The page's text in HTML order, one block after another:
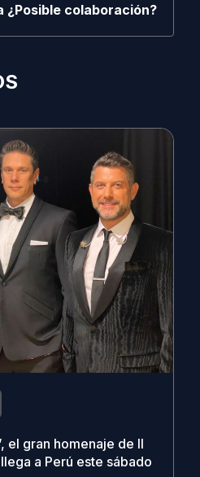
¿Posible colaboración?
el gran homenaje de Il
a Perú este sábado